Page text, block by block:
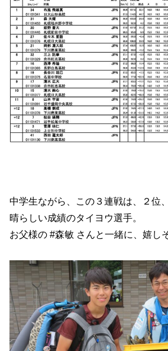
中学生ながら、この３連戦は、２位
晴らしい成績のタイヨウ選手。
お父様の #森敏 さんと一緒に、嬉し